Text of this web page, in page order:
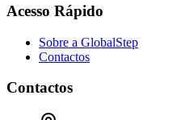
Acesso Rápido
Sobre a GlobalStep
Contactos
Contactos